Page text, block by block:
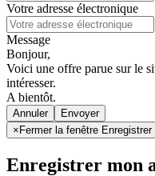
Votre adresse électronique
Message
Bonjour,
Voici une offre parue sur le
intéresser.
A bientôt.
Annuler
× Fermer la fenêtre
Enregistrer mon